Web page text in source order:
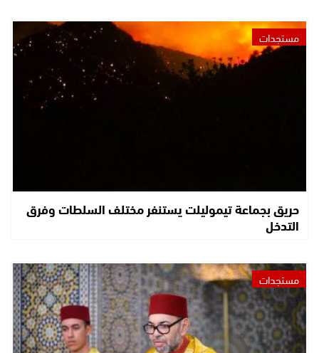
مستجدات
حريق بجماعة تيموليلت يستنفر مختلف السلطات وفرق
التدخل
مستجدات